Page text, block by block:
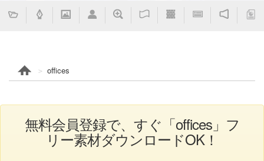
offices
無料会員登録で、すぐ「offices」フ
リー素材ダウンロードOK！